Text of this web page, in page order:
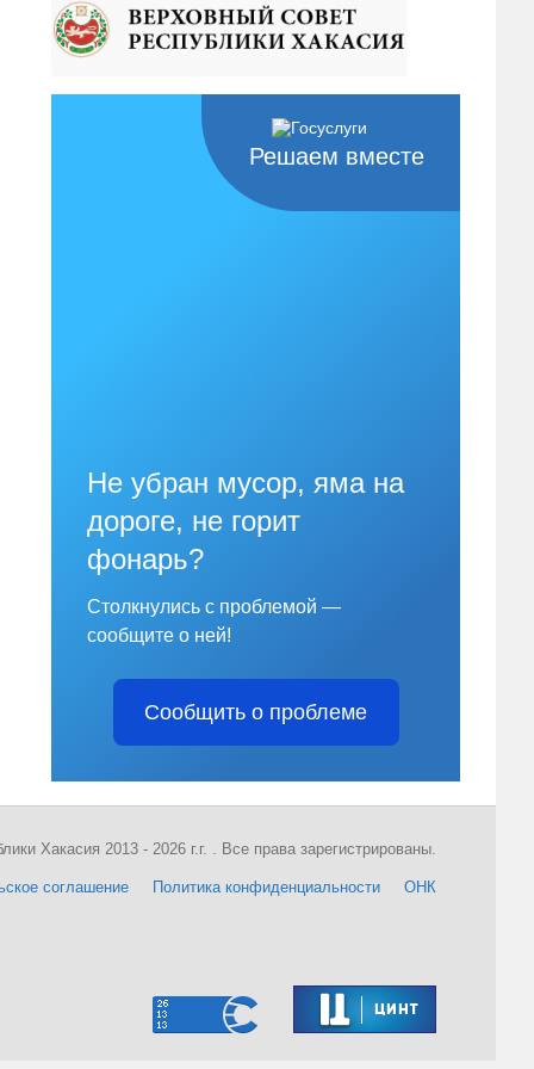
Решаем вместе
Не убран мусор, яма на
дороге, не горит
фонарь?
Столкнулись с проблемой —
сообщите о ней!
Сообщить о проблеме
соглашение Политика конфиденциальности ОНК
Хакасия 2013 - 2026 г.г. . Все права зарегистрированы.